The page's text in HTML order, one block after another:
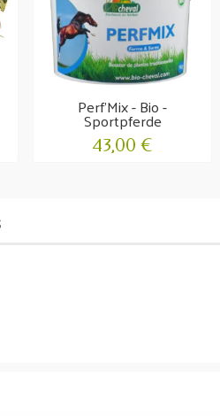
Perf'Mix - Bio -
Sportpferde
43,00 €